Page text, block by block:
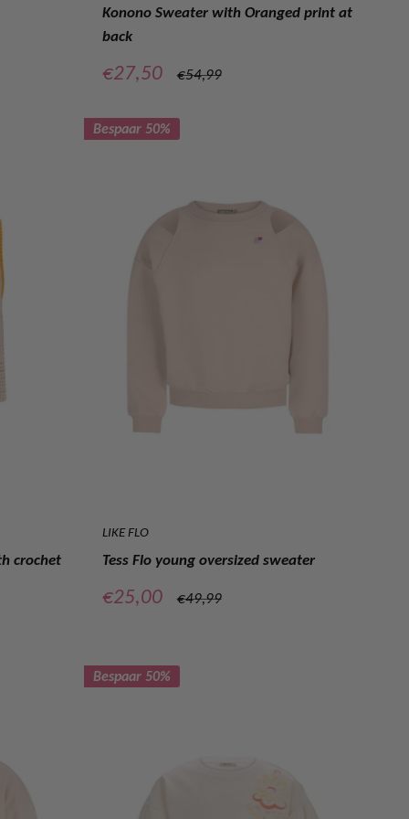
Konono Sweater with Oranged print at
back
Verkoopprijs
€27,50
Normale
€54,99
crochet
Bespaar 50%
LIKE FLO
Tess Flo young oversized sweater
Verkoopprijs
€25,00
Normale
€49,99
Bespaar 50%